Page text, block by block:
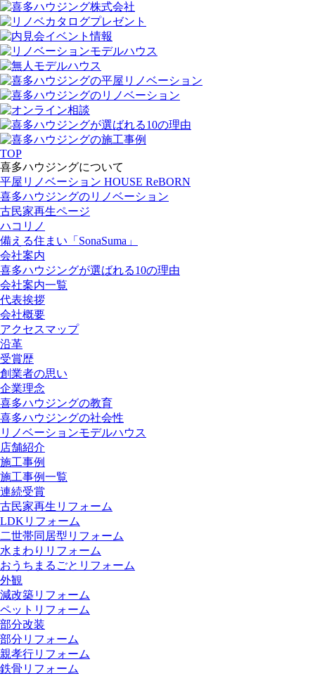
TOP
喜多ハウジングについて
平屋リノベーション HOUSE ReBORN
喜多ハウジングのリノベーション
古民家再生ページ
ハコリノ
備える住まい「SonaSuma」
会社案内
喜多ハウジングが選ばれる10の理由
会社案内一覧
代表挨拶
会社概要
アクセスマップ
沿革
受賞歴
創業者の思い
企業理念
喜多ハウジングの教育
喜多ハウジングの社会性
リノベーションモデルハウス
店舗紹介
施工事例
施工事例一覧
連続受賞
古民家再生リフォーム
LDKリフォーム
二世帯同居型リフォーム
水まわりリフォーム
おうちまるごとリフォーム
外観
減改築リフォーム
ペットリフォーム
部分改装
部分リフォーム
親孝行リフォーム
鉄骨リフォーム